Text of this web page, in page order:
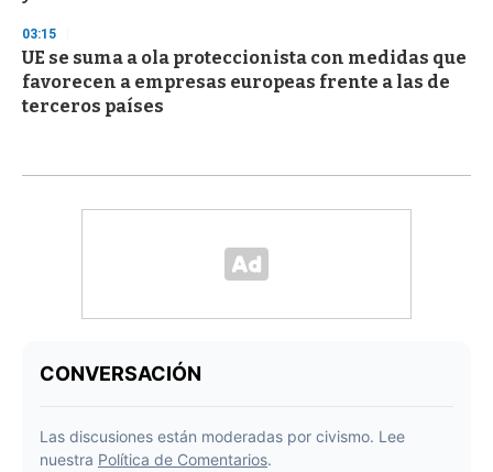
03:15
UE se suma a ola proteccionista con medidas que
favorecen a empresas europeas frente a las de
terceros países